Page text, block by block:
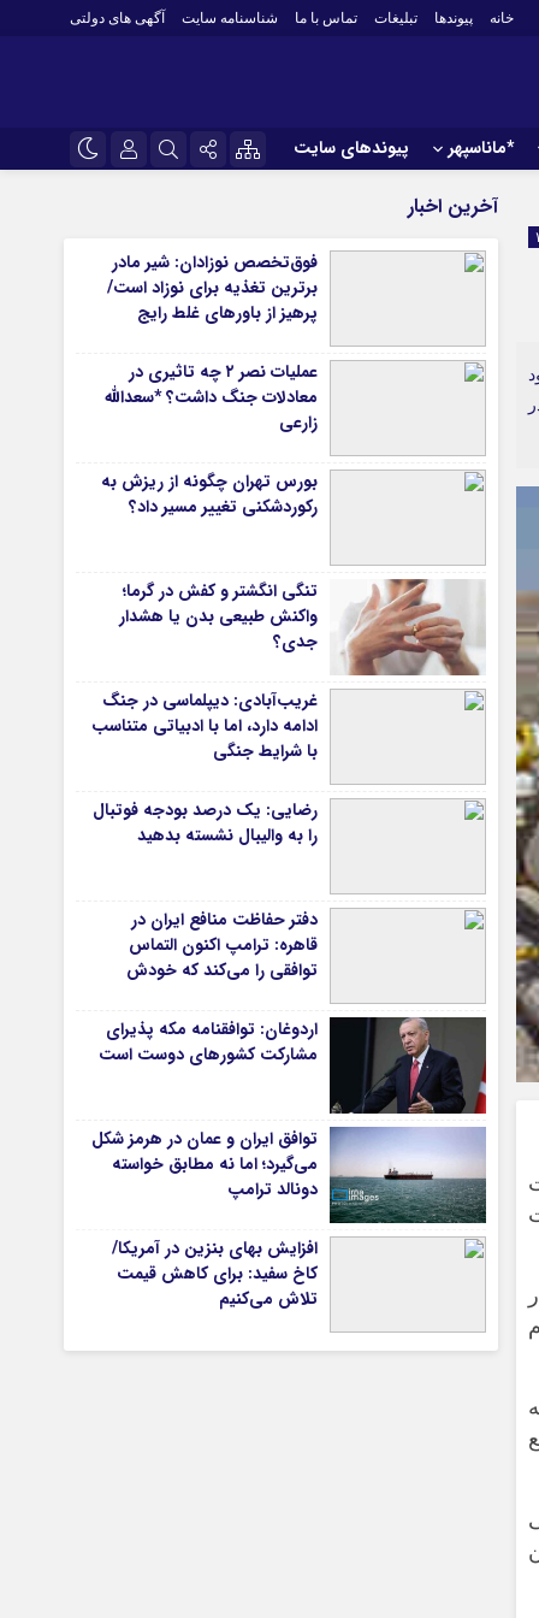
خانه پیوندها تبلیغات تماس با ما شناسنامه سایت آگهی های دولتی
*ماناسپهر پیوندهای سایت
سروش
ایتا
آپارات مرا به خاطر بسپار
اطلاعات
باشگاه پرسپولیس
باشگاه استقلال
ورزشهای رزمی
ورزش زنان
سایر حوزه ها
دانشگاه
آموزش و پرورش
بهداشت و درمان
حوادث، انتظامی
شهری و رفاهی
شهرداری و شورای شهر
*ماناسپهر
اطلاعیه
پیام تبریک ماناسپهر
پیوندهای سایت
می‌شود
آخرین اخبار
فوق‌تخصص نوزادان: شیر مادر
برترین تغذیه برای نوزاد است/
پرهیز از باورهای غلط رایج
عملیات نصر ۲ چه تاثیری در
معادلات جنگ داشت؟ *سعدالله
زارعی
بورس تهران چگونه از ریزش به
رکوردشکنی تغییر مسیر داد؟
تنگی انگشتر و کفش در گرما؛
واکنش طبیعی بدن یا هشدار
جدی؟
غریب‌آبادی: دیپلماسی در جنگ
ادامه دارد، اما با ادبیاتی متناسب
با شرایط جنگی
رضایی: یک درصد بودجه فوتبال
را به والیبال نشسته بدهید
دفتر حفاظت منافع ایران در
قاهره: ترامپ اکنون التماس
توافقی را می‌کند که خودش
اردوغان: توافقنامه مکه پذیرای
مشارکت کشورهای دوست است
توافق ایران و عمان در هرمز شکل
می‌گیرد؛ اما نه مطابق خواسته
دونالد ترامپ
افزایش بهای بنزین در آمریکا/
کاخ سفید: برای کاهش قیمت
تلاش می‌کنیم